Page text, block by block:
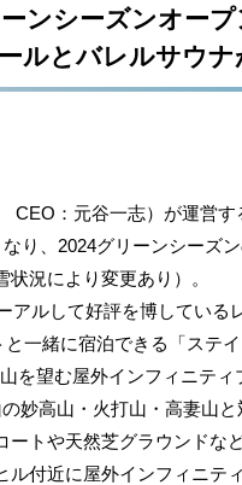
ンシーズンオープ
ルとバレルサウナ
：元谷一志）が運営す
り、2024グリーンシーズ
況により変更あり）。
ルして好評を博している
一緒に宿泊できる「ステ
を望む屋外インフィニティ
妙高山・火打山・高妻山
トや天然芝グラウンドな
付近に屋外インフィニテ